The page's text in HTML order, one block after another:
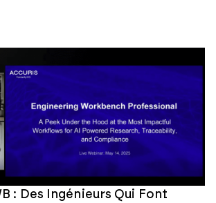
: Des Ingénieurs Qui Font